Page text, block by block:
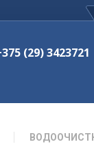
(29) 3423721